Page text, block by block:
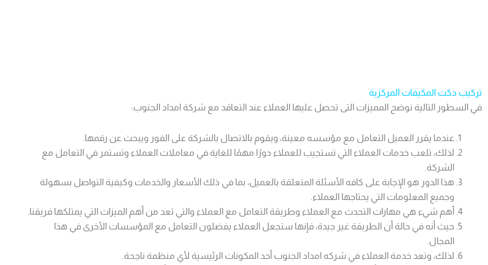
تركيب دكت المكيفات المركزية
في السطور التالية نوضح المميزات التى تحصل عليها العملاء عند التعاقد مع شركة امداد الجنوب:
عندما يقرر العميل التعامل مع مؤسسه معينة، ويقوم بالاتصال بالشركة على الفور ويبحث عن رقمها.
لذلك، تلعب خدمات العملاء التي تستجيب للعملاء دورًا مهمًا للغاية في معاملات العملاء وتستمر في التعامل مع
الشركة.
هذا الدور هو الإجابة على كافه الأسئلة المتعلقة بالعميل، بما في ذلك الأسعار والخدمات وكيفية التواصل بسهولة
وجميع المعلومات التي يحتاجها العملاء.
أهم شيء هي مهارات التحدث مع العملاء وطريقة التعامل مع العملاء والتي تعد من أهم الميزات التي يمتلكها فريقنا.
حيث أنه في حالة أن الطريقة غير جيدة، فإنها ستجعل العملاء يفضلون التعامل مع المؤسسات الأخرى في هذا
المجال.
لذلك، وتعد خدمة العملاء في شركه امداد الجنوب أحد المكونات الرئيسية لأي منظمة ناجحة.